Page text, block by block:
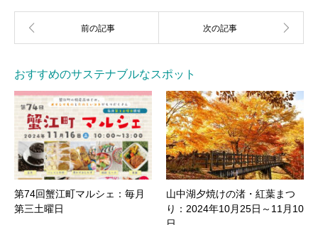
おすすめのサステナブルなスポット
第74回蟹江町マルシェ：毎月
第三土曜日
山中湖夕焼けの渚・紅葉まつ
り：2024年10月25日～11月10